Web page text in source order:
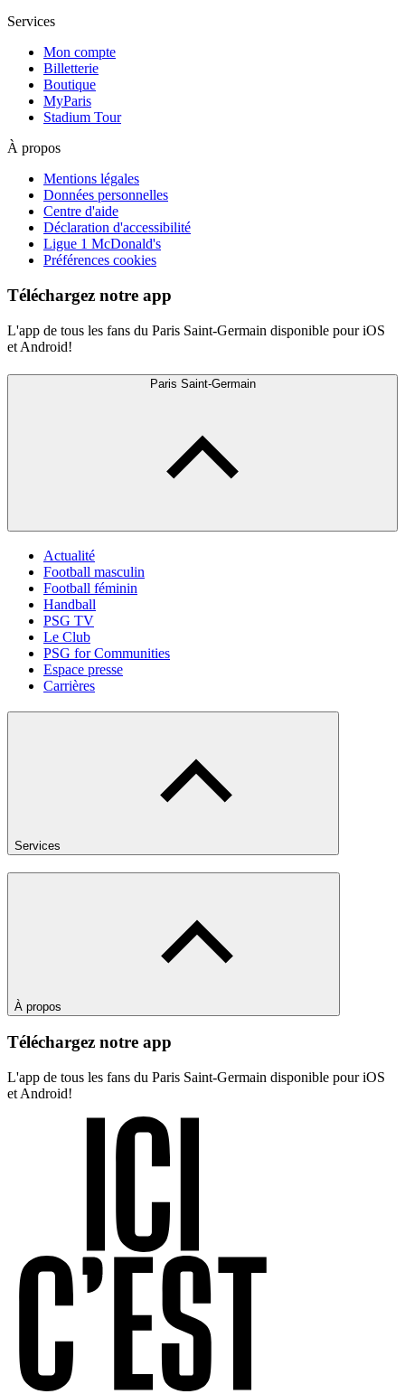
Services
Mon compte
Billetterie
Boutique
MyParis
Stadium Tour
À propos
Mentions légales
Données personnelles
Centre d'aide
Déclaration d'accessibilité
Ligue 1 McDonald's
Préférences cookies
Téléchargez notre app
L'app de tous les fans du Paris Saint-Germain disponible pour iOS
et Android!
Paris Saint-Germain
Actualité
Football masculin
Football féminin
Handball
PSG TV
Le Club
PSG for Communities
Espace presse
Carrières
Services
À propos
Téléchargez notre app
L'app de tous les fans du Paris Saint-Germain disponible pour iOS
et Android!